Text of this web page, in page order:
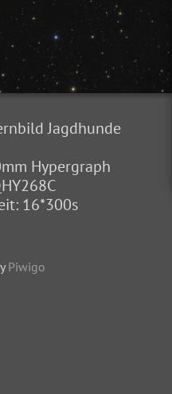
Jagdhunde
Hypergraph
16*300s
Piwigo